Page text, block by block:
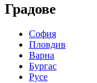
Градове
София
Пловдив
Варна
Бургас
Русе